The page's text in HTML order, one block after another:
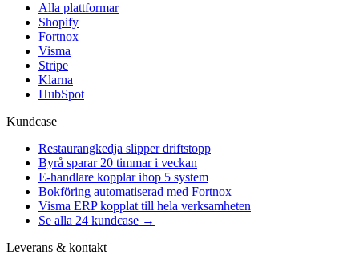
Alla plattformar
Shopify
Fortnox
Visma
Stripe
Klarna
HubSpot
Kundcase
Restaurangkedja slipper driftstopp
Byrå sparar 20 timmar i veckan
E-handlare kopplar ihop 5 system
Bokföring automatiserad med Fortnox
Visma ERP kopplat till hela verksamheten
Se alla 24 kundcase →
Leverans & kontakt